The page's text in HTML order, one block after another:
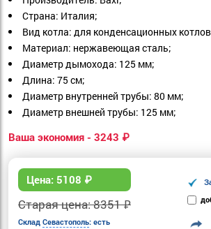
Страна: Италия;
Вид котла: для конденсационных
Материал: нержавеющая сталь;
Диаметр дымохода: 125 мм;
Длина: 75 см;
Диаметр внутренней трубы: 80 мм;
Диаметр внешней трубы: 125 мм;
Ваша экономия - 3243 ₽
Цена: 5108 ₽
Старая цена: 8351 ₽
Склад Севастополь: есть